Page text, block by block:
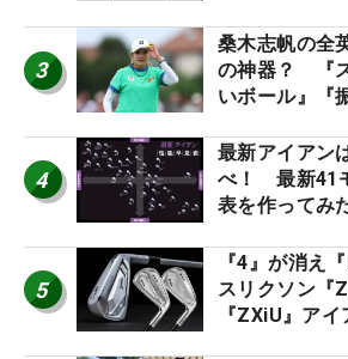
3
桑木志帆の全
の神器？ 『
いボール』『
ー』 #女子プ
4
最新アイアン
べ！ 最新41
表を作ってみ
5
『4』が消え
スリクソン『
『ZXiU』ア